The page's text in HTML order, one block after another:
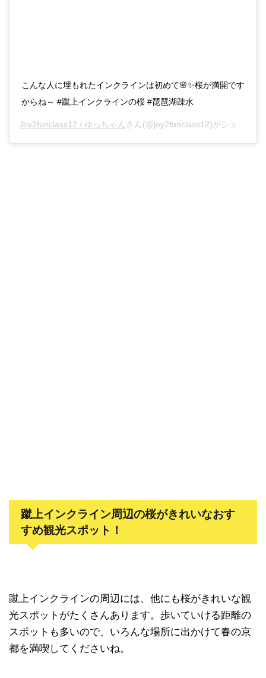
こんな人に埋もれたインクラインは初めて🌸✨桜が満開です
からね～ #蹴上インクラインの桜 #琵琶湖疎水
Joy2funclass12 / ゆっちゃんさん(@joy2funclass12)がシェアした投稿 -
蹴上インクライン周辺の桜がきれいなおす
すめ観光スポット！
蹴上インクラインの周辺には、他にも桜がきれいな観
光スポットがたくさんあります。歩いていける距離の
スポットも多いので、いろんな場所に出かけて春の京
都を満喫してくださいね。